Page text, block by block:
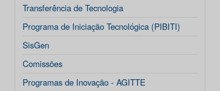
Transferência de Tecnologia
Programa de Iniciação Tecnológica (PIBITI)
SisGen
Comissões
Programas de Inovação - AGITTE